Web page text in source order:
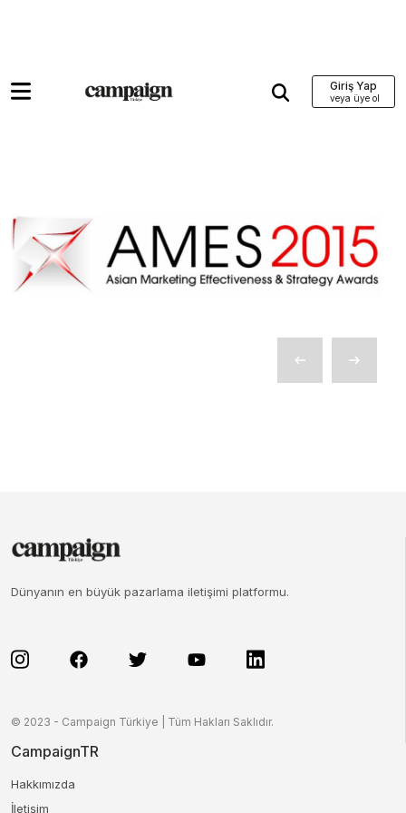
Giriş Yap
Dünyanın en büyük pazarlama iletişimi platformu.
© 2023 - Campaign Türkiye | Tüm Hakları Saklıdır.
CampaignTR
Hakkımızda
İletişim